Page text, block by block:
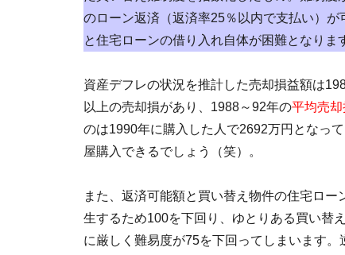
のローン返済（返済率25％以内で支払い）が
と住宅ローンの借り入れ自体が困難となりま
資産デフレの状況を推計した売却損益額は
以上の売却損があり、1988～92年の平均売
のは1990年に購入した人で2692万円となっ
屋購入できるでしょう（笑）。
また、返済可能額と買い替え物件の住宅ロ
生するため100を下回り、ゆとりある買い替
に厳しく難易度が75を下回ってしまいます